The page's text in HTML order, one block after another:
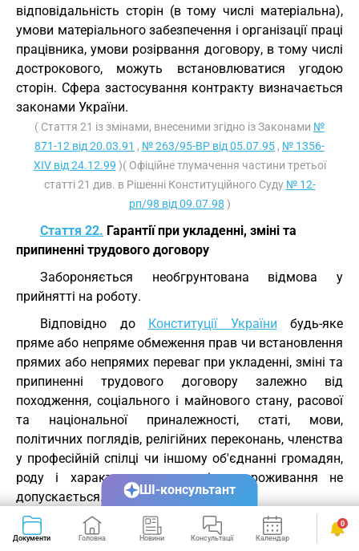
відповідальність сторін (в тому числі матеріальна),
умови матеріального забезпечення і організації праці
працівника, умови розірвання договору, в тому числі
дострокового, можуть встановлюватися угодою
сторін. Сфера застосування контракту визначається
законами України.
( Стаття 21 із змінами, внесеними згідно із Законами №
871-12 від 20.03.91 , № 263/95-ВР від 05.07.95 , № 1356-
XIV від 24.12.99 )( Офіційне тлумачення частини третьої
статті 21 див. в Рішенні Конституційного Суду № 12-
рп/98 від 09.07.98 )
Стаття 22. Гарантії при укладенні, зміні та
припиненні трудового договору
Забороняється необгрунтована відмова у
прийнятті на роботу.
Відповідно до Конституції України будь-яке
пряме або непряме обмеження прав чи встановлення
прямих або непрямих переваг при укладенні, зміні та
припиненні трудового договору залежно від
походження, соціального і майнового стану, расової
та національної приналежності, статі, мови,
політичних поглядів, релігійних переконань, членства
у професійній спілці чи іншому об'єднанні громадян,
роду і характеру занять, місця проживання не
допускається.
Вимоги щодо віку, рівня освіти, стану здоров'я
працівника можуть встановлюватись
Документи Головна Новини Консультації Календар Сервіси
0
ШІ-консультант